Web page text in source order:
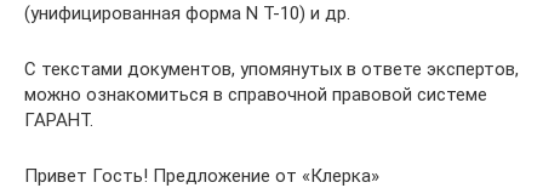
(унифицированная форма N Т-10) и др.
С текстами документов, упомянутых в ответе экспертов,
можно ознакомиться в справочной правовой системе
ГАРАНТ.
Привет Гость! Предложение от «Клерка»